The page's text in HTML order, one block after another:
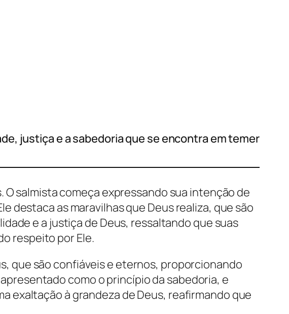
justiça e a sabedoria que se encontra em temer
O salmista começa expressando sua intenção de
destaca as maravilhas que Deus realiza, que são
e a justiça de Deus, ressaltando que suas
respeito por Ele.
que são confiáveis e eternos, proporcionando
como o princípio da sabedoria, e
exaltação à grandeza de Deus, reafirmando que